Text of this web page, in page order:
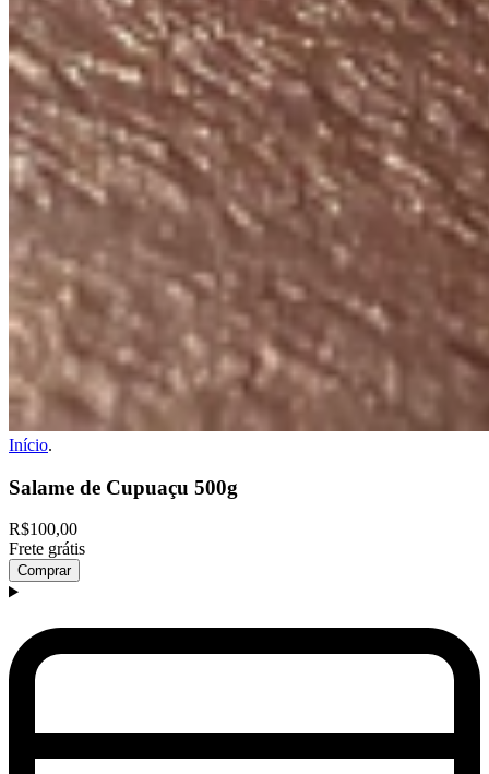
Início.
Salame de Cupuaçu 500g
R$100,00
Frete grátis
Comprar